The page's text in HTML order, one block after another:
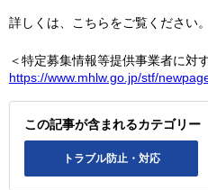
詳しくは、こちらをご覧ください。
＜特定募集情報等提供事業者に対
https://www.mhlw.go.jp/stf/
この記事が含まれるカテゴリー
トラブル防止・対応